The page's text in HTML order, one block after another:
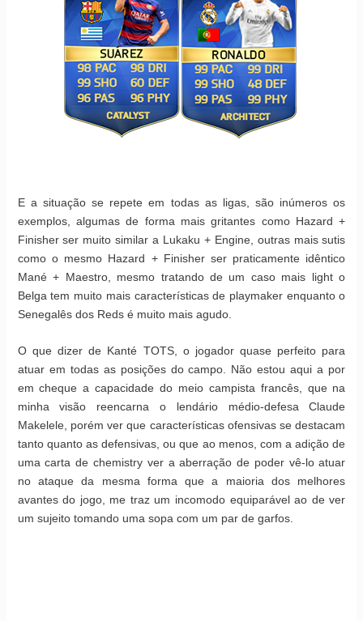
E a situação se repete em todas as ligas, são inúmeros os
exemplos, algumas de forma mais gritantes como Hazard +
Finisher ser muito similar a Lukaku + Engine, outras mais sutis
como o mesmo Hazard + Finisher ser praticamente idêntico
Mané + Maestro, mesmo tratando de um caso mais light o
Belga tem muito mais características de playmaker enquanto o
Senegalês dos Reds é muito mais agudo.
O que dizer de Kanté TOTS, o jogador quase perfeito para
atuar em todas as posições do campo. Não estou aqui a por
em cheque a capacidade do meio campista francês, que na
minha visão reencarna o lendário médio-defesa Claude
Makelele, porém ver que características ofensivas se destacam
tanto quanto as defensivas, ou que ao menos, com a adição de
uma carta de chemistry ver a aberração de poder vê-lo atuar
no ataque da mesma forma que a maioria dos melhores
avantes do jogo, me traz um incomodo equiparável ao de ver
um sujeito tomando uma sopa com um par de garfos.